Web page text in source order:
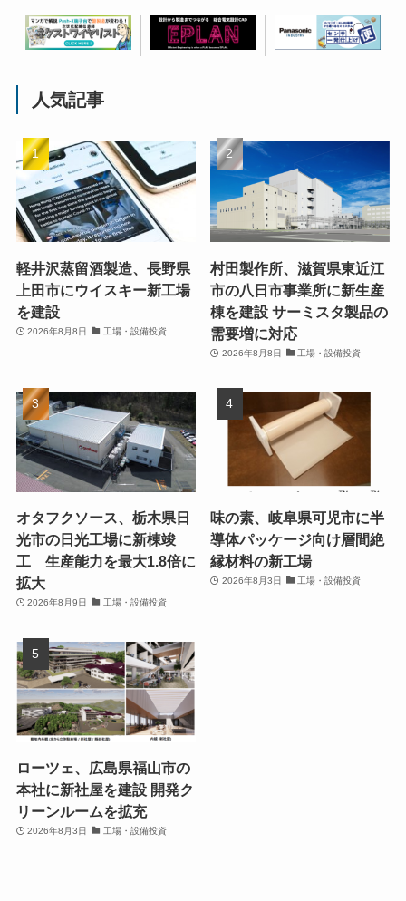
人気記事
軽井沢蒸留酒製造、長野県
上田市にウイスキー新工場
を建設
2026年8月8日 工場・設備投資
村田製作所、滋賀県東近江
市の八日市事業所に新生産
棟を建設 サーミスタ製品の
需要増に対応
2026年8月8日 工場・設備投資
オタフクソース、栃木県日
光市の日光工場に新棟竣
工 生産能力を最大1.8倍に
拡大
2026年8月9日 工場・設備投資
味の素、岐阜県可児市に半
導体パッケージ向け層間絶
縁材料の新工場
2026年8月3日 工場・設備投資
ローツェ、広島県福山市の
本社に新社屋を建設 開発ク
リーンルームを拡充
2026年8月3日 工場・設備投資